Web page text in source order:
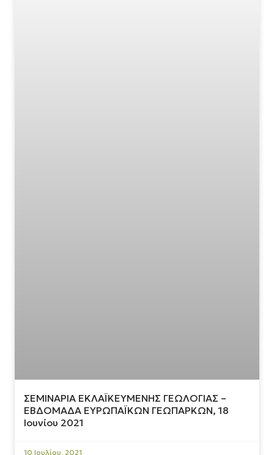
ΣΕΜΙΝΑΡΙΑ ΕΚΛΑΪΚΕΥΜΕΝΗΣ ΓΕΩΛΟΓΙΑΣ –
ΕΒΔΟΜΑΔΑ ΕΥΡΩΠΑΪΚΩΝ ΓΕΩΠΑΡΚΩΝ, 18
Ιουνίου 2021
10 Ιουλίου, 2021